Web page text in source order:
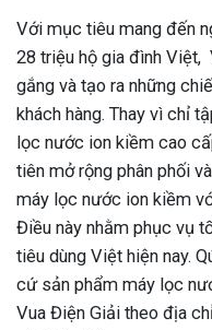
Với mục tiêu mang đến
28 triệu hộ gia đình Việt,
gắng và tạo ra những
khách hàng. Thay vì chỉ
lọc nước ion kiềm cao
tiên mở rộng phân phối
máy lọc nước ion kiềm
Điều này nhằm phục vụ
tiêu dùng Việt hiện nay.
cứ sản phẩm máy lọc
Vua Điện Giải theo địa